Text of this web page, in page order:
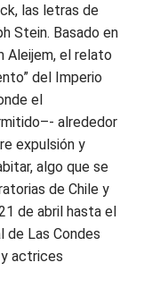
las letras de
Stein. Basado en
Aleijem, el relato
del Imperio
el
alrededor
expulsión y
algo que se
de Chile y
de abril hasta el
de Las Condes
actrices